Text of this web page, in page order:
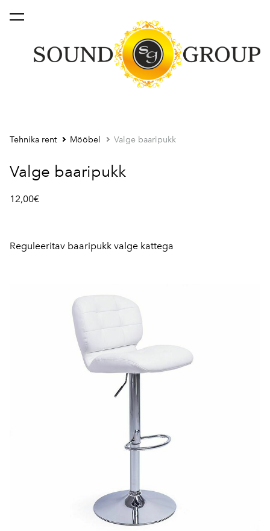
lisati ostukorvi. Vaata ostukorvi
Tehnika rent Mööbel Valge baaripukk
Valge baaripukk
12,00€
Reguleeritav baaripukk valge kattega